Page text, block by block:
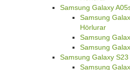
Samsung Galaxy
Samsung
Hörlurar
Samsung
Samsung
Samsung Galaxy S23
Samsung